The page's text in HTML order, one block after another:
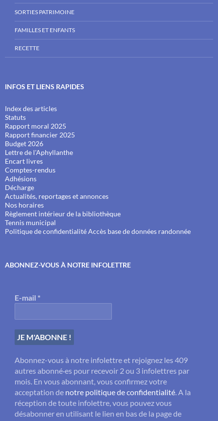
SORTIES PATRIMOINE
FAMILLES ET ENFANTS
RECETTE
INFOS ET LIENS RAPIDES
Index des articles
Statuts
Rapport moral 2025
Rapport financier 2025
Budget 2026
Lettre de l'Aphyllanthe
Encart livres
Comptes-rendus
Adhésions
Décharge
Actualités, reportages et annonces
Nos horaires
Règlement intérieur de la bibliothèque
Tennis municipal
Politique de confidentialitéAccès base de données randonnée
ABONNEZ-VOUS À NOTRE INFOLETTRE
E-mail *
Abonnez-vous à notre infolettre et rejoignez les 409
autres abonné·es pour recevoir 2 ou 3 infolettres par
mois. En vous abonnant, vous confirmez votre
acceptation de notre politique de confidentialité . A la
réception de toute infolettre, vous pouvez vous
désabonner en utilisant le lien en bas de la page de